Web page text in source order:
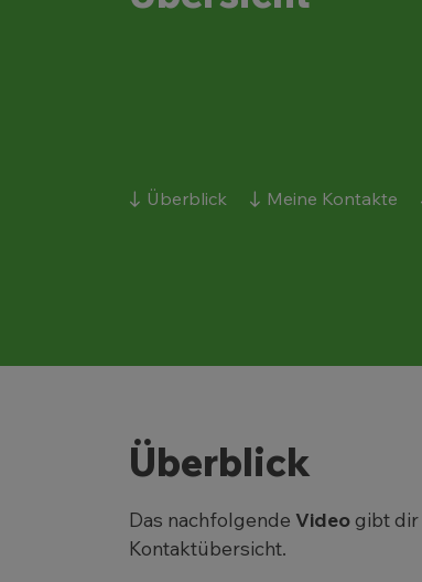
Überblick Meine Kontakte
Überblick
Das nachfolgende Videogibt dir
Kontaktübersicht.